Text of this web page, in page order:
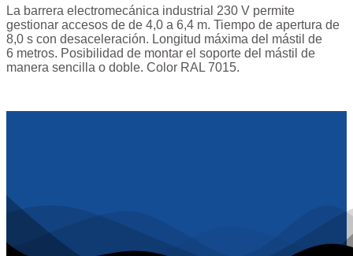
La barrera electromecánica industrial 230 V permite
gestionar accesos de de 4,0 a 6,4 m. Tiempo de apertura de
8,0 s con desaceleración. Longitud máxima del mástil de
6 metros. Posibilidad de montar el soporte del mástil de
manera sencilla o doble. Color RAL 7015.